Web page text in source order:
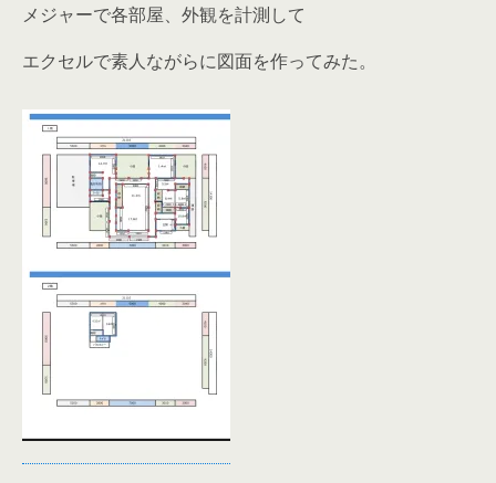
メジャーで各部屋、外観を計測して
エクセルで素人ながらに図面を作ってみた。